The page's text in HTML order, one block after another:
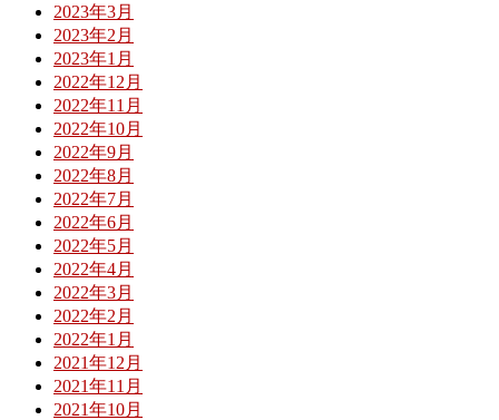
2023年3月
2023年2月
2023年1月
2022年12月
2022年11月
2022年10月
2022年9月
2022年8月
2022年7月
2022年6月
2022年5月
2022年4月
2022年3月
2022年2月
2022年1月
2021年12月
2021年11月
2021年10月